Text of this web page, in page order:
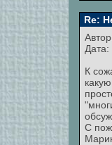
Re:
К
С